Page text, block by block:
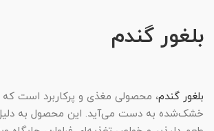
بلغور گندم
بلغور گندم، محصولی مغذی و پرکاربرد است که
خشک‌شده به دست می‌آید. این محصول به